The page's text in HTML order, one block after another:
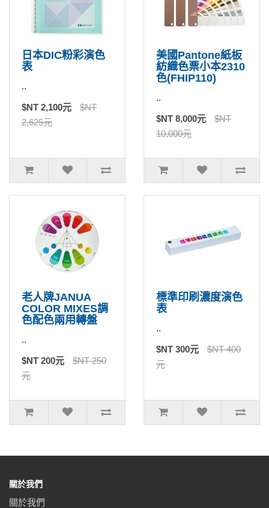
日本DIC粉彩演色
表
..
$NT 2,100元
$NT
2,625元
美國Pantone紙板
紡織色票小本2310
色(FHIP110)
..
$NT 8,000元
$NT
10,000元
老人牌JANUA
COLOR MIXES調
色配色兩用轉盤
..
$NT 200元
$NT 250
元
標準印刷濃度演色
表
..
$NT 300元
$NT 400
元
關於我們
關於我們